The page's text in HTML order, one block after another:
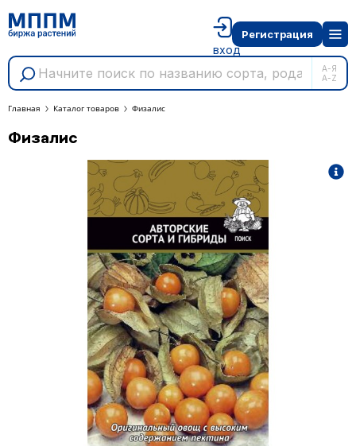
А-Я
A-Z
вход
Регистрация
Главная Каталог товаров Физалис
Физалис